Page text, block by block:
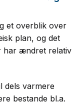
et overblik over
plan, og det
har ændret relativ
dels varmere
bestande bl.a.